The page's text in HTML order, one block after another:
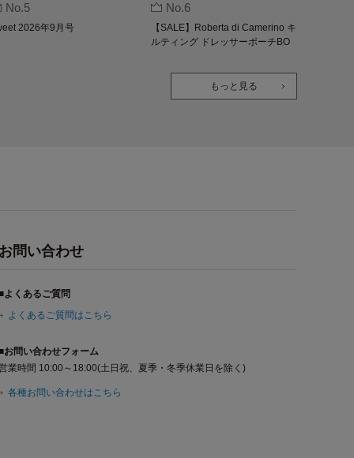
No.5
2026年9月号
No.6
【SALE】Roberta di Camerino キ
ルティング ドレッサーポーチBO
もっと見る
問い合わせ
よくあるご質問
よくあるご質問はこちら
お問い合わせフォーム
業時間 10:00～18:00(土日祝、夏季・冬季休業日を除く)
各種お問い合わせはこちら